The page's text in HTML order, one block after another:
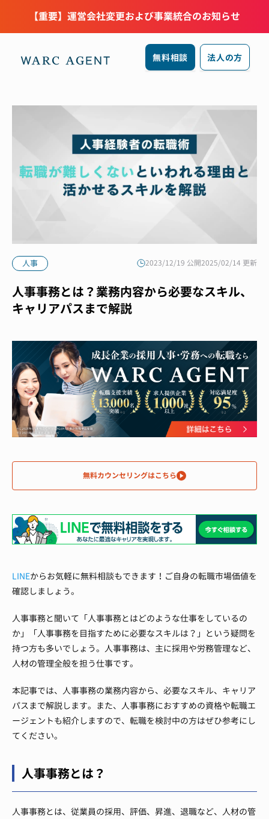
【重要】運営会社変更および事業統合のお知らせ
無料相談 法人の方
人事 2023/12/19 公開2025/02/14 更新
人事事務とは？業務内容から必要なスキル、
キャリアパスまで解説
無料カウンセリングはこちら
LINEからお気軽に無料相談もできます！ご自身の転職市場価値を
確認しましょう。
人事事務と聞いて「人事事務とはどのような仕事をしているの
か」「人事事務を目指すために必要なスキルは？」という疑問を
持つ方も多いでしょう。人事事務は、主に採用や労務管理など、
人材の管理全般を担う仕事です。
本記事では、人事事務の業務内容から、必要なスキル、キャリア
パスまで解説します。また、人事事務におすすめの資格や転職エ
ージェントも紹介しますので、転職を検討中の方はぜひ参考にし
てください。
人事事務とは？
人事事務とは、従業員の採用、評価、昇進、退職など、人材の管